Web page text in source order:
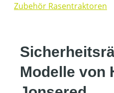
Zubehör Rasentraktoren
Modelle von